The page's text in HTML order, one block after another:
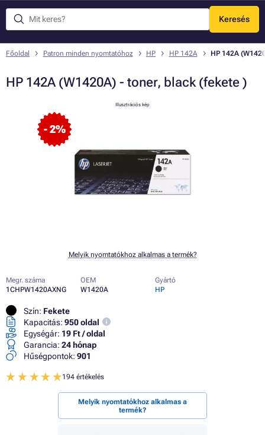
Keresés
Menü
Főoldal Patron minden nyomtatóhoz HP HP 142A HP 142A
HP 142A (W1420A) - toner, black (fekete )
- 2%
Illusztrációs kép
Melyik nyomtatókhoz alkalmas a termék?
Megr. száma
1CHPW1420AXNG
OEM
W1420A
Gyártó
HP
Szín: Fekete
Kapacitás: 950 oldal
Egységár: 19 Ft / oldal
Garancia: 24 hónap
Hűségpontok: 901
194 értékelés
Melyik nyomtatókhoz alkalmas a
termék?